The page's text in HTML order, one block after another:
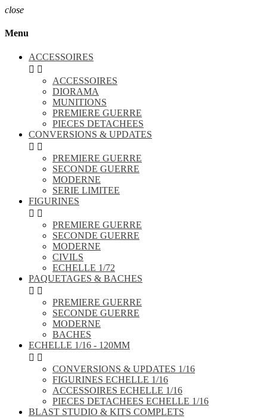
close
Menu
ACCESSOIRES
 
ACCESSOIRES
DIORAMA
MUNITIONS
PREMIERE GUERRE
PIECES DETACHEES
CONVERSIONS & UPDATES
 
PREMIERE GUERRE
SECONDE GUERRE
MODERNE
SERIE LIMITEE
FIGURINES
 
PREMIERE GUERRE
SECONDE GUERRE
MODERNE
CIVILS
ECHELLE 1/72
PAQUETAGES & BACHES
 
PREMIERE GUERRE
SECONDE GUERRE
MODERNE
BACHES
ECHELLE 1/16 - 120MM
 
CONVERSIONS & UPDATES 1/16
FIGURINES ECHELLE 1/16
ACCESSOIRES ECHELLE 1/16
PIECES DETACHEES ECHELLE 1/16
BLAST STUDIO & KITS COMPLETS